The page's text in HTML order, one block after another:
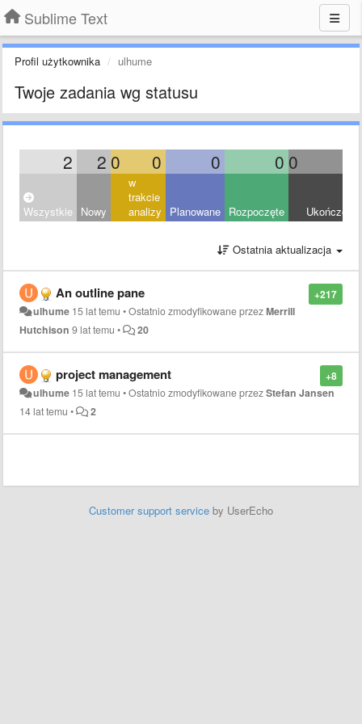
Sublime Text
Profil użytkownika ulhume
Twoje zadania wg statusu
2 2 0 0 0 0 0
Wszystkie Nowy
w
trakcie
analizy
Planowane Rozpoczęte Ukończony
Ostatnia aktualizacja
+217
An outline pane
ulhume 15 lat temu •Ostatnio zmodyfikowane przezMerrill
Hutchison 9 lat temu • 20
+8
project management
ulhume 15 lat temu •Ostatnio zmodyfikowane przezStefan Jansen
14 lat temu • 2
Customer support service by UserEcho